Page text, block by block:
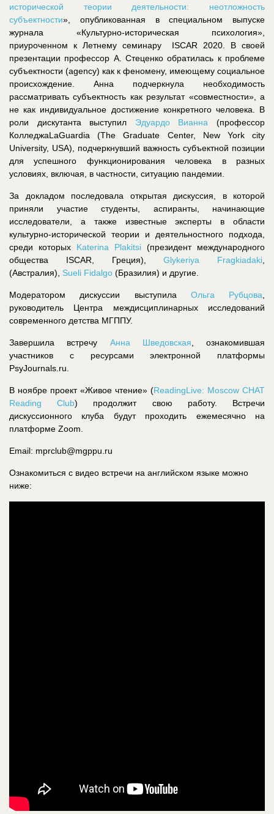
исторической теории деятельности: неотложность
субъектности», опубликованная в специальном выпуске
журнала «Культурно-историческая психология»,
приуроченном к Летнему семинару ISCAR 2020. В своей
презентации профессор А. Стеценко обратилась к проблеме
субъектности (agency) как к феномену, имеющему социальное
происхождение. Анна подчеркнула необходимость
рассматривать субъектность как результат «совместности», а
не как индивидуальное достижение конкретного человека. В
роли дискутанта выступил Эдуардо Вианна (профессор
КолледжаLaGuardia (The Graduate Center, New York city
University, USA), подчеркнувший важность субъектной позиции
для успешного функционирования человека в разных
условиях, включая, в частности, ситуацию пандемии.
За докладом последовала открытая дискуссия, в которой
приняли участие студенты, аспиранты, начинающие
исследователи, а также известные эксперты в области
культурно-исторической теории и деятельностного подхода,
среди которых Katerina Plakitsi (президент международного
общества ISCAR, Греция),Glykeriya Fragkiadaki,
(Австралия), Sueli Fidalgo (Бразилия) и другие.
Модератором дискуссии выступила Ольга Рубцова,
руководитель Центра междисциплинарных исследований
современного детства МГППУ.
Завершила встречу Анна Шведовская, ознакомившая
участников с ресурсами электронной платформы
PsyJournals.ru.
В ноябре проект «Живое чтение» (ReadingLive: Moscow CHAT
Reading Club) продолжит свою работу. Встречи
дискуссионного клуба будут проходить ежемесячно на
платформе Zoom.
Еmail: mprclub@mgppu.ru
Ознакомиться с видео встречи на английском языке можно
ниже: